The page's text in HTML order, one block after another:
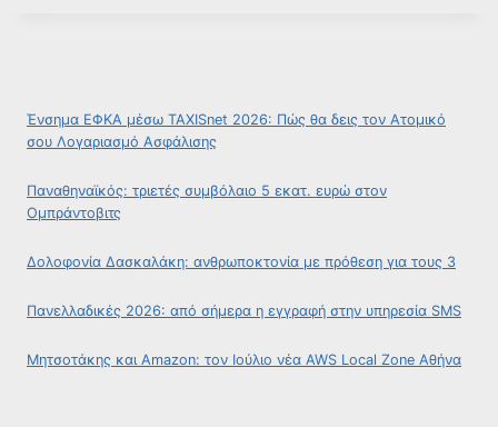
Ένσημα ΕΦΚΑ μέσω TAXISnet 2026: Πώς θα δεις τον Ατομικό
σου Λογαριασμό Ασφάλισης
Παναθηναϊκός: τριετές συμβόλαιο 5 εκατ. ευρώ στον
Ομπράντοβιτς
Δολοφονία Δασκαλάκη: ανθρωποκτονία με πρόθεση για τους 3
Πανελλαδικές 2026: από σήμερα η εγγραφή στην υπηρεσία SMS
Μητσοτάκης και Amazon: τον Ιούλιο νέα AWS Local Zone Αθήνα